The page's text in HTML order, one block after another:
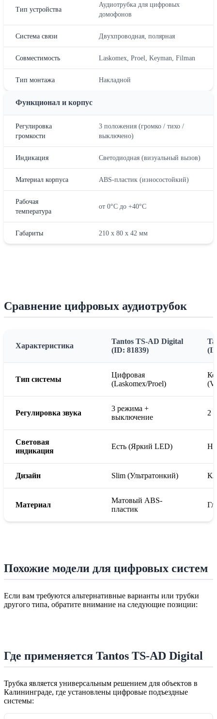
Тип устройства
Аудиотрубка для цифровых
домофонов
Система связи Двухпроводная, полярная
Совместимость Laskomex, Proel, Keyman, Filman
Тип монтажа Накладной
Функционал и корпус
Регулировка
громкости
3 положения (громко / тихо /
выключено)
Индикация Светодиодная (визуальный вызов)
Материал корпуса ABS-пластик (износостойкий)
Рабочая
температура
от 0°С до +40°С
Габариты 210 х 80 х 42 мм
Сравнение цифровых аудиотрубок
Характеристика
Tantos TS-AD Digital
(ID: 81839)
Тип системы
Цифровая
(Laskomex/Proel)
Регулировка звука
3 режима +
выключение
2
Световая
индикация
Есть (Яркий LED)
Дизайн Slim (Ультратонкий)
Материал
Матовый ABS-
пластик
Похожие модели для цифровых систем
Если вам требуются альтернативные варианты или трубки
другого типа, обратите внимание на следующие позиции:
Где применяется Tantos TS-AD Digital
Трубка является универсальным решением для объектов в
Калининграде, где установлены цифровые подъездные
системы: